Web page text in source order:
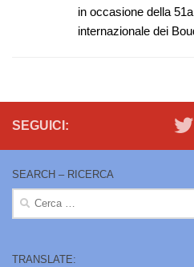
in occasione della
internazionale dei
SEGUICI:
SEARCH – RICERCA
Ricerca
TRANSLATE: